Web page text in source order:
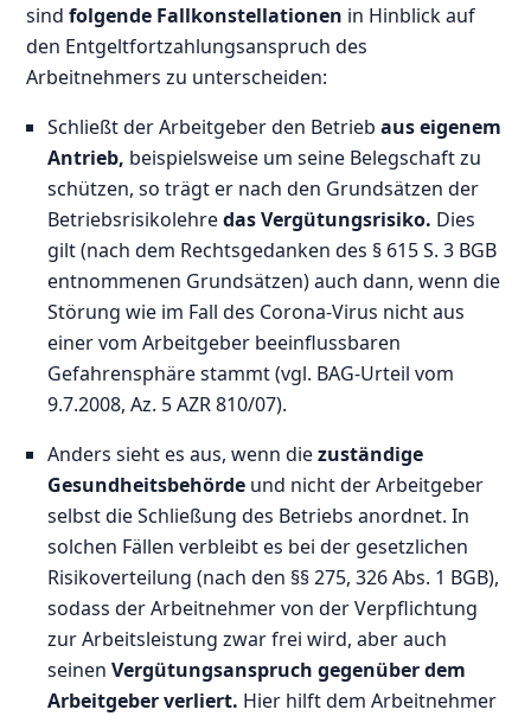
sindfolgende Fallkonstellationen in Hinblick auf
den Entgeltfortzahlungsanspruch des
Arbeitnehmers zu unterscheiden:
Schließt der Arbeitgeber den Betriebaus eigenem
Antrieb, beispielsweise um seine Belegschaft zu
schützen, so trägt er nach den Grundsätzen der
Betriebsrisikolehredas Vergütungsrisiko. Dies
gilt (nach dem Rechtsgedanken des § 615 S. 3 BGB
entnommenen Grundsätzen) auch dann, wenn die
Störung wie im Fall des Corona-Virus nicht aus
einer vom Arbeitgeber beeinflussbaren
Gefahrensphäre stammt (vgl. BAG-Urteil vom
9.7.2008, Az. 5 AZR 810/07).
Anders sieht es aus, wenn diezuständige
Gesundheitsbehörde und nicht der Arbeitgeber
selbst die Schließung des Betriebs anordnet. In
solchen Fällen verbleibt es bei der gesetzlichen
Risikoverteilung (nach den §§ 275, 326 Abs. 1 BGB),
sodass der Arbeitnehmer von der Verpflichtung
zur Arbeitsleistung zwar frei wird, aber auch
seinenVergütungsanspruch gegenüber dem
Arbeitgeber verliert. Hier hilft dem Arbeitnehmer